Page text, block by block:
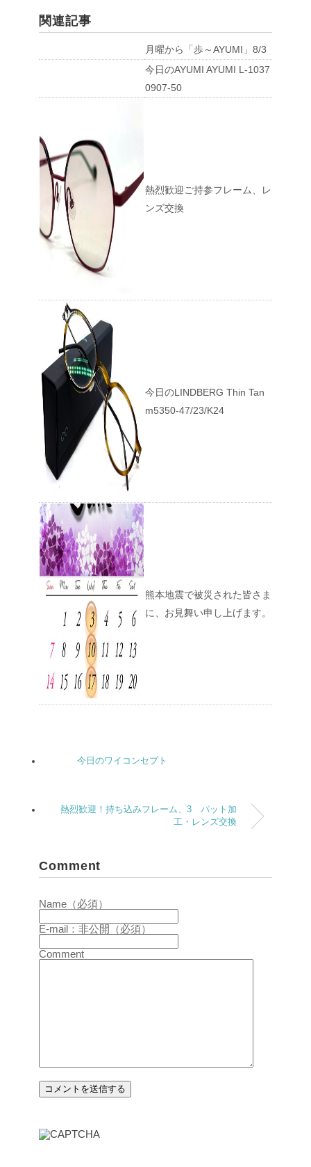
関連記事
月曜から「歩～AYUMI」8/3
今日のAYUMI AYUMI L-1037
0907-50
熱烈歓迎ご持参フレーム、レ
ンズ交換
今日のLINDBERG Thin Tan
m5350-47/23/K24
熊本地震で被災された皆さま
に、お見舞い申し上げます。
今日のワイコンセプト
熱烈歓迎！持ち込みフレーム、3 パット加
工・レンズ交換
Comment
Name（必須）
E-mail：非公開（必須）
Comment